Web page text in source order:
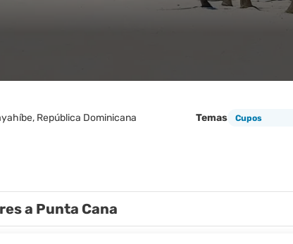
República Dominicana Temas Cupos
a Punta Cana